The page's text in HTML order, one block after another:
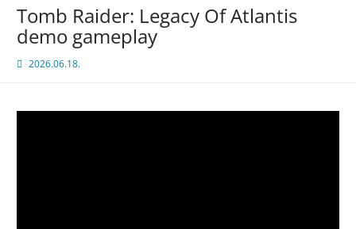
Tomb Raider: Legacy Of Atlantis
demo gameplay
2026.06.18.